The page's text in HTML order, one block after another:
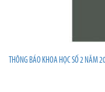
THÔNG BÁO KHOA HỌC SỐ 2 NĂM